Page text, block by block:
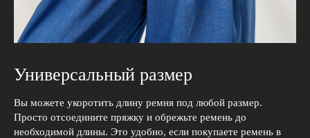
Универсальный размер
Вы можете укоротить длину ремня под любой размер.
Просто отсоедините пряжку и обрежьте ремень до
необходимой длины. Это удобно, если покупаете ремень в